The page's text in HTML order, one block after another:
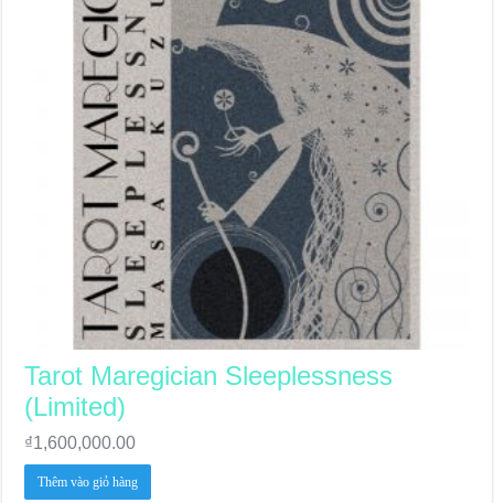
Tarot Maregician Sleeplessness
(Limited)
₫1,600,000.00
Thêm vào giỏ hàng